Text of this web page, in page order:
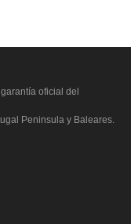
oficial del
Peninsula y Baleares.